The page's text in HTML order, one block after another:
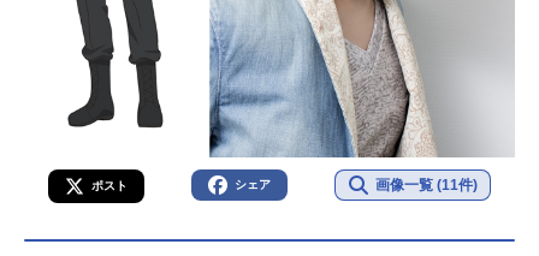
ポスト シェア 画像一覧 (11件)